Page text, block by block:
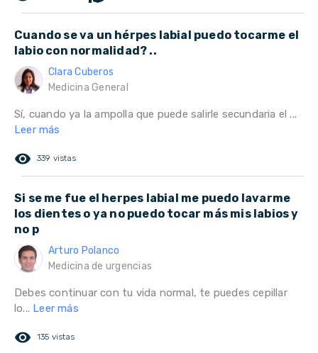
Cuando se va un hérpes labial puedo tocarme el
labio con normalidad? ..
Clara Cuberos
Medicina General
Sí, cuando ya la ampolla que puede salirle secundaria el ...
Leer más
remove_red_eye 339 vistas
Si se me fue el herpes labial me puedo lavarme
los dientes o ya no puedo tocar más mis labios y
no p
Arturo Polanco
Medicina de urgencias
Debes continuar con tu vida normal, te puedes cepillar
lo... Leer más
remove_red_eye 135 vistas